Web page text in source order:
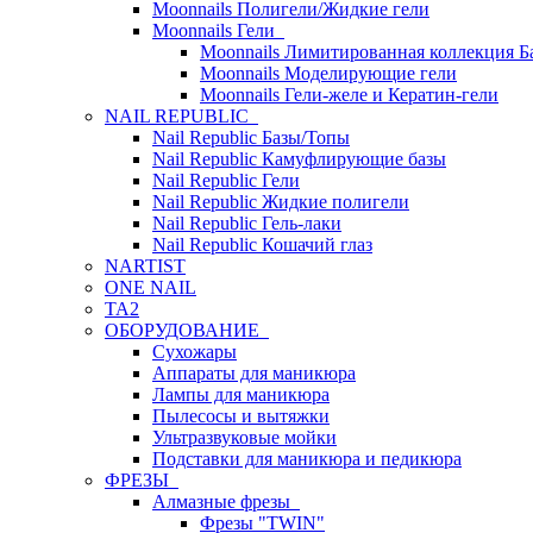
Moonnails Полигели/Жидкие гели
Moonnails Гели
Moonnails Лимитированная коллекция
Moonnails Моделирующие гели
Moonnails Гели-желе и Кератин-гели
NAIL REPUBLIC
Nail Republic Базы/Топы
Nail Republic Камуфлирующие базы
Nail Republic Гели
Nail Republic Жидкие полигели
Nail Republic Гель-лаки
Nail Republic Кошачий глаз
NARTIST
ONE NAIL
TA2
ОБОРУДОВАНИЕ
Сухожары
Аппараты для маникюра
Лампы для маникюра
Пылесосы и вытяжки
Ультразвуковые мойки
Подставки для маникюра и педикюра
ФРЕЗЫ
Алмазные фрезы
Фрезы "TWIN"